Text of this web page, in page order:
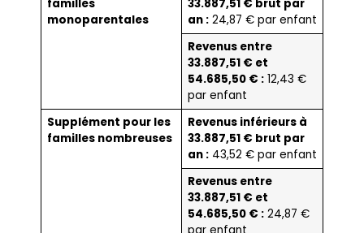
familles
monoparentales
33.887,51 € brut par
an :24,87 € par enfant
Revenus entre
33.887,51 € et
54.685,50 € :12,43 €
par enfant
Supplément pour les
familles nombreuses
Revenus inférieurs à
33.887,51 € brut par
an :43,52 € par enfant
Revenus entre
33.887,51 € et
54.685,50 € :24,87 €